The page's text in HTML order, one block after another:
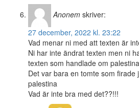
Anonem skriver:
27 december, 2022 kl. 23:22
Vad menar ni med att texten är
Ni har inte ändrat texten men ni
texten som handlade om palestina
Det var bara en tomte som firade
palestina
Vad är inte bra med det??!!!